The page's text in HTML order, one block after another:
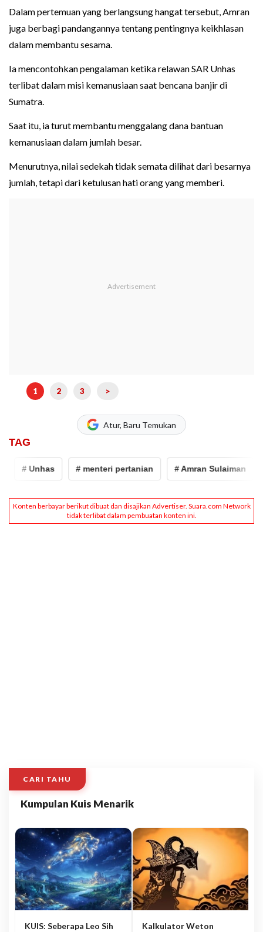
Dalam pertemuan yang berlangsung hangat tersebut, Amran
juga berbagi pandangannya tentang pentingnya keikhlasan
dalam membantu sesama.
Ia mencontohkan pengalaman ketika relawan SAR Unhas
terlibat dalam misi kemanusiaan saat bencana banjir di
Sumatra.
Saat itu, ia turut membantu menggalang dana bantuan
kemanusiaan dalam jumlah besar.
Menurutnya, nilai sedekah tidak semata dilihat dari besarnya
jumlah, tetapi dari ketulusan hati orang yang memberi.
1 2 3 >
Atur, Baru Temukan
TAG
# Unhas # menteri pertanian # Amran Sulaiman
CARI TAHU
Kumpulan Kuis Menarik
KUIS: Seberapa Leo Sih
Kalkulator Weton